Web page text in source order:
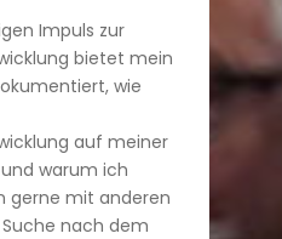
Impuls zur
bietet mein
wie
auf meiner
warum ich
gerne mit anderen
nach dem